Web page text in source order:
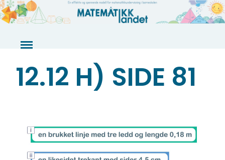
Skip
to
12.12 H) SIDE 81